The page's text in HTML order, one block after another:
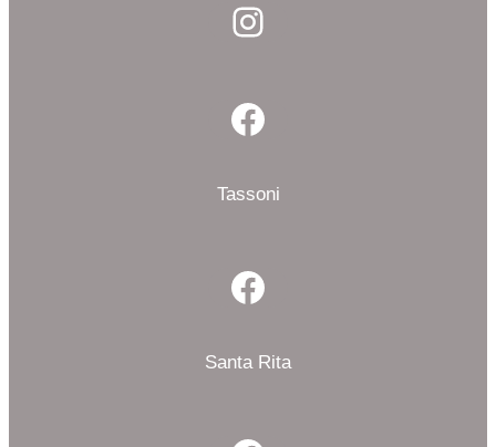
Instagram
Facebook
Tassoni
Facebook
Santa Rita